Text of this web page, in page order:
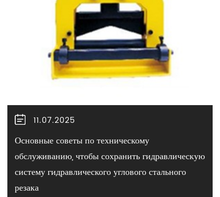
11.07.2025
Основные советы по техническому
обслуживанию, чтобы сохранить гидравлическую
систему гидравлического углового стального
резака